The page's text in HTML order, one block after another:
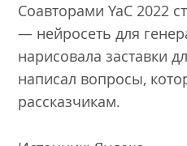
Соавторами YaC 2022
— нейросеть для
нарисовала заставки
написал вопросы,
рассказчикам.